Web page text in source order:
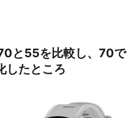
と55を比較し、70で
したところ